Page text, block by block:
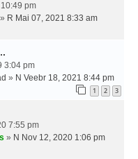
pm
» R Mai 07, 2021 8:33 am
3:04 pm
» N Veebr 18, 2021 8:44 pm
1 2 3
7:55 pm
» N Nov 12, 2020 1:06 pm